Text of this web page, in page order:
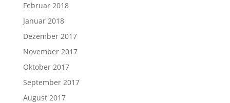
Februar 2018
Januar 2018
Dezember 2017
November 2017
Oktober 2017
September 2017
August 2017